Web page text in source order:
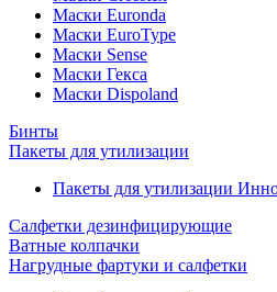
Маски Euronda
Маски EuroType
Маски Sense
Маски Гекса
Маски Dispoland
Бинты
Пакеты для утилизации
Пакеты для утилизации
Салфетки дезинфицирующие
Ватные колпачки
Нагрудные фартуки и салфетки